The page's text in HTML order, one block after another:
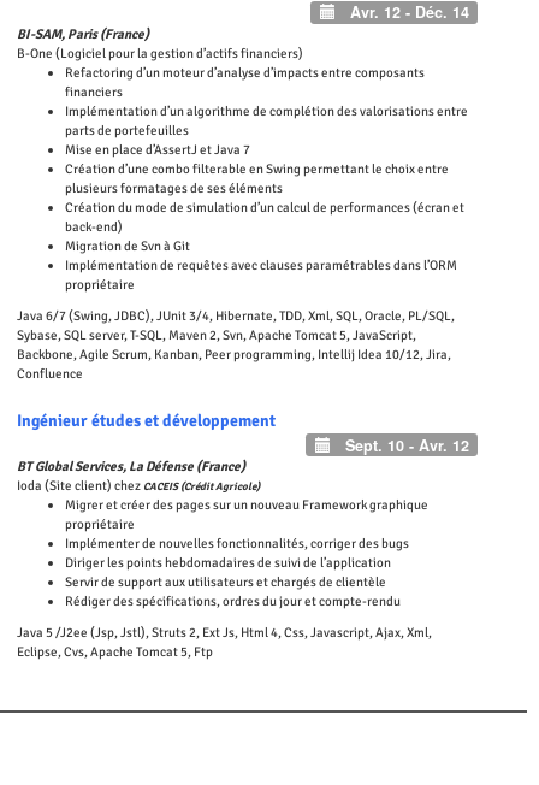
Avr. 12 - Déc. 14
BI-SAM, Paris (France)
B-One (Logiciel pour la gestion d’actifs financiers)
Refactoring d’un moteur d’analyse d’impacts entre composants
financiers
Implémentation d’un algorithme de complétion des valorisations entre
parts de portefeuilles
Mise en place d’AssertJ et Java 7
Création d’une combo filterable en Swing permettant le choix entre
plusieurs formatages de ses éléments
Création du mode de simulation d’un calcul de performances (écran et
back-end)
Migration de Svn à Git
Implémentation de requêtes avec clauses paramétrables dans l’ORM
propriétaire
Java 6/7 (Swing, JDBC), JUnit 3/4, Hibernate, TDD, Xml, SQL, Oracle, PL/SQL,
Sybase, SQL server, T-SQL, Maven 2, Svn, Apache Tomcat 5, JavaScript,
Backbone, Agile Scrum, Kanban, Peer programming, Intellij Idea 10/12, Jira,
Confluence
Ingénieur études et développement
Sept. 10 - Avr. 12
BT Global Services, La Défense (France)
Ioda (Site client) chez CACEIS (Crédit Agricole)
Migrer et créer des pages sur un nouveau Framework graphique
propriétaire
Implémenter de nouvelles fonctionnalités, corriger des bugs
Diriger les points hebdomadaires de suivi de l’application
Servir de support aux utilisateurs et chargés de clientèle
Rédiger des spécifications, ordres du jour et compte-rendu
Java 5 /J2ee (Jsp, Jstl), Struts 2, Ext Js, Html 4, Css, Javascript, Ajax, Xml,
Eclipse, Cvs, Apache Tomcat 5, Ftp